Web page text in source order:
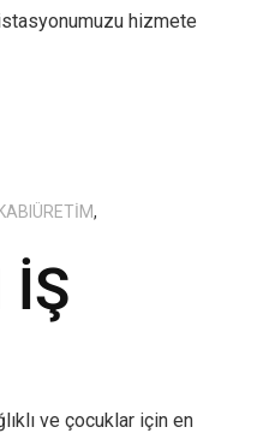
hizmete
,
İŞ
ve çocuklar için en